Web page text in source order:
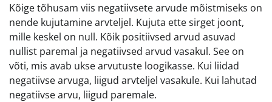
Kõige tõhusam viis negatiivsete arvude mõistmiseks on
nende kujutamine arvteljel. Kujuta ette sirget joont,
mille keskel on null. Kõik positiivsed arvud asuvad
nullist paremal ja negatiivsed arvud vasakul. See on
võti, mis avab ukse arvutuste loogikasse. Kui liidad
negatiivse arvuga, liigud arvteljel vasakule. Kui lahutad
negatiivse arvu, liigud paremale.